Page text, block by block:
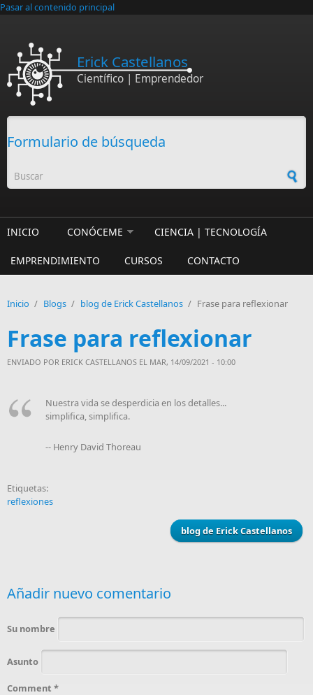
Pasar al contenido principal
Erick Castellanos
Científico | Emprendedor
Formulario de búsqueda
INICIO CONÓCEME CIENCIA | TECNOLOGÍA
EMPRENDIMIENTO CURSOS CONTACTO
Inicio / Blogs / blog de Erick Castellanos / Frase para reflexionar
Frase para reflexionar
ENVIADO POR ERICK CASTELLANOS EL MAR, 14/09/2021 - 10:00
Nuestra vida se desperdicia en los detalles...
simplifica, simplifica.
-- Henry David Thoreau
Etiquetas:
reflexiones
blog de Erick Castellanos
Añadir nuevo comentario
Su nombre
Asunto
Comment *